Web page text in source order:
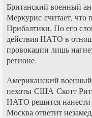
Британский военный
Меркурис считает, что
Прибалтики. По его
действия НАТО в
провокации лишь
регионе.
Американский военный
пехоты США Скотт
НАТО решится нанести
Москва ответит